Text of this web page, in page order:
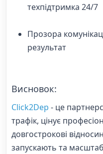
техпідтримка 24/7
Прозора
результат
Висновок:
Click2Dep - це
трафік, цінує
довгострокові
запускають та